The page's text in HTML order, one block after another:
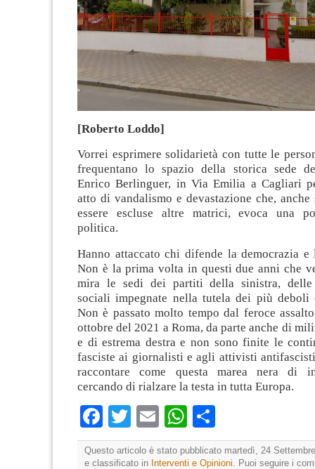
[Roberto Loddo]
Vorrei esprimere solidarietà con tutte le
frequentano lo spazio della storica sede
Enrico Berlinguer, in Via Emilia a Cagliari
atto di vandalismo e devastazione che, anche
essere escluse altre matrici, evoca una
politica.
Hanno attaccato chi difende la democrazia e
Non è la prima volta in questi due anni che
mira le sedi dei partiti della sinistra, delle
sociali impegnate nella tutela dei più deboli
Non è passato molto tempo dal feroce
ottobre del 2021 a Roma, da parte anche di
e di estrema destra e non sono finite le
fasciste ai giornalisti e agli attivisti
raccontare come questa marea nera di
cercando di rialzare la testa in tutta Europa.
Facebook
TwitterEmailWhatsApp
Questo articolo è stato pubblicato martedì, 24
e classificato in Interventi e Opinioni . Puoi seguire i